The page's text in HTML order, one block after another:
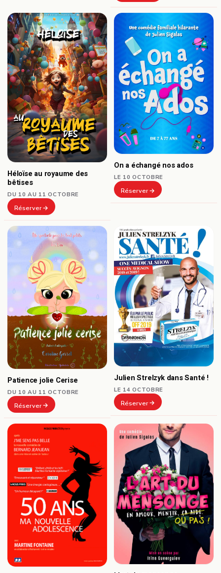
Héloïse au royaume des
bêtises
DU 10 AU 11 OCTOBRE
Réserver
On a échangé nos ados
LE 10 OCTOBRE
Réserver
Patience jolie Cerise
DU 10 AU 11 OCTOBRE
Réserver
Julien Strelzyk dans Santé !
LE 14 OCTOBRE
Réserver